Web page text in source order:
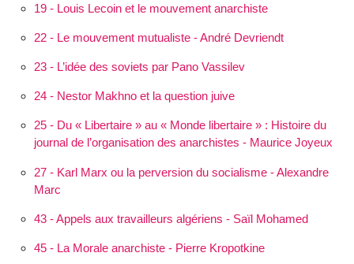
19 - Louis Lecoin et le mouvement anarchiste
22 - Le mouvement mutualiste - André Devriendt
23 - L’idée des soviets par Pano Vassilev
24 - Nestor Makhno et la question juive
25 - Du « Libertaire » au « Monde libertaire » : Histoire du
journal de l’organisation des anarchistes - Maurice Joyeux
27 - Karl Marx ou la perversion du socialisme - Alexandre
Marc
43 - Appels aux travailleurs algériens - Saïl Mohamed
45 - La Morale anarchiste - Pierre Kropotkine